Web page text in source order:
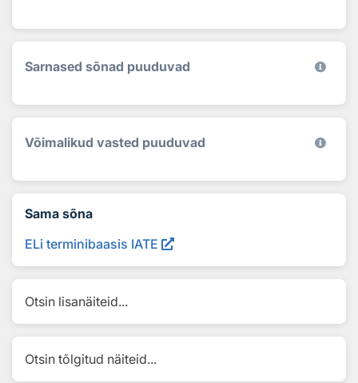
Sarnased sõnad puuduvad
Võimalikud vasted puuduvad
Sama sõna
ELi terminibaasis IATE
Otsin lisanäiteid...
Otsin tõlgitud näiteid...